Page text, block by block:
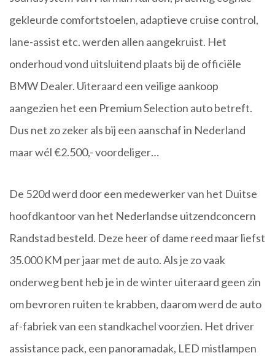
gekleurde comfortstoelen, adaptieve cruise control,
lane-assist etc. werden allen aangekruist. Het
onderhoud vond uitsluitend plaats bij de officiële
BMW Dealer. Uiteraard een veilige aankoop
aangezien het een Premium Selection auto betreft.
Dus net zo zeker als bij een aanschaf in Nederland
maar wél €2.500,- voordeliger…
De 520d werd door een medewerker van het Duitse
hoofdkantoor van het Nederlandse uitzendconcern
Randstad besteld. Deze heer of dame reed maar liefst
35.000 KM per jaar met de auto. Als je zo vaak
onderweg bent heb je in de winter uiteraard geen zin
om bevroren ruiten te krabben, daarom werd de auto
af-fabriek van een standkachel voorzien. Het driver
assistance pack, een panoramadak, LED mistlampen